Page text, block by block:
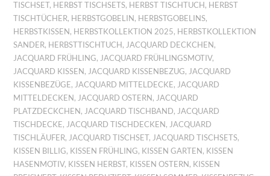
TISCHSET, HERBST TISCHSETS, HERBST TISCHTUCH , HERBST
TISCHTÜCHER, HERBSTGOBELIN , HERBSTGOBELINS,
HERBSTKISSEN , HERBSTKOLLEKTION 2025, HERBSTKOLLEKTION
SANDER, HERBSTTISCHTUCH ,JACQUARD DECKCHEN ,
JACQUARD FRÜHLING,JACQUARD FRÜHLINGSMOTIV,
JACQUARD KISSEN ,JACQUARD KISSENBEZUG,JACQUARD
KISSENBEZÜGE,JACQUARD MITTELDECKE,JACQUARD
MITTELDECKEN ,JACQUARD OSTERN ,JACQUARD
PLATZDECKCHEN ,JACQUARD TISCHBAND,JACQUARD
TISCHDECKE,JACQUARD TISCHDECKEN ,JACQUARD
TISCHLÄUFER,JACQUARD TISCHSET,JACQUARD TISCHSETS,
KISSEN BILLIG, KISSEN FRÜHLING, KISSEN GARTEN , KISSEN
HASENMOTIV, KISSEN HERBST, KISSEN OSTERN , KISSEN